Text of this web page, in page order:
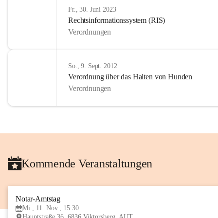
Fr., 30. Juni 2023
Rechtsinformationssystem (RIS)
Verordnungen
So., 9. Sept. 2012
Verordnung über das Halten von Hunden
Verordnungen
Kommende Veranstaltungen
Notar-Amtstag
Mi., 11. Nov., 15:30